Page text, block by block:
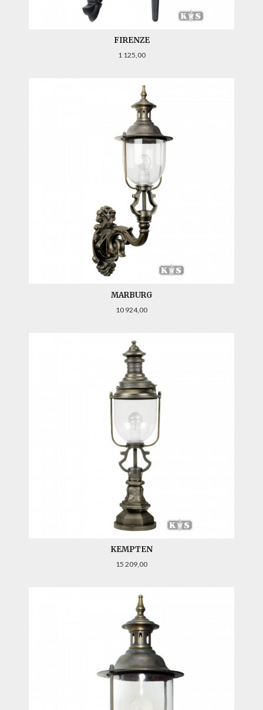
FIRENZE
Pris
1 125,00
MARBURG
Pris
10 924,00
KEMPTEN
Pris
15 209,00